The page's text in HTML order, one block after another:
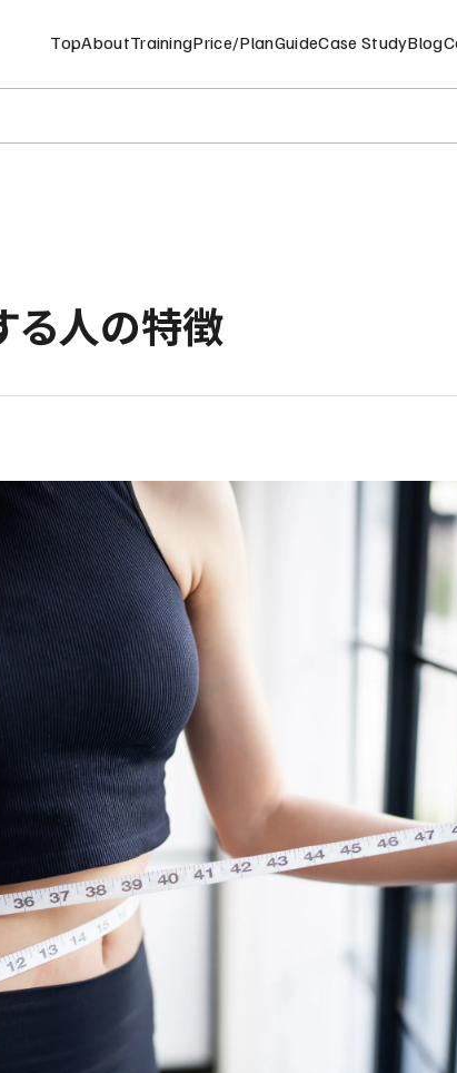
TopAboutTrainingPrice/PlanGuideCase StudyBlog
私たちについて
ストレッチ
目標管理・食事管理
アフターサポート
る人の特徴